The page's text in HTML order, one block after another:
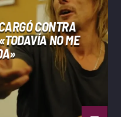
CONTRA
NO ME